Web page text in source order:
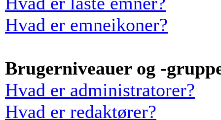
Hvad er emneikoner?
Brugerniveauer og -
Hvad er administratorer?
Hvad er redaktører?